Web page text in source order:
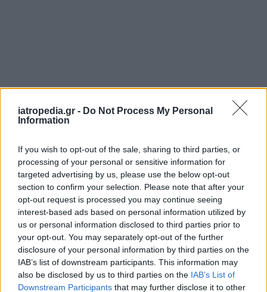
iatropedia.gr - Do Not Process My Personal
Information
If you wish to opt-out of the sale, sharing to third parties, or
processing of your personal or sensitive information for
targeted advertising by us, please use the below opt-out
section to confirm your selection. Please note that after your
opt-out request is processed you may continue seeing
interest-based ads based on personal information utilized by
us or personal information disclosed to third parties prior to
your opt-out. You may separately opt-out of the further
disclosure of your personal information by third parties on the
IAB’s list of downstream participants. This information may
also be disclosed by us to third parties on the IAB’s List of
Downstream Participants that may further disclose it to other